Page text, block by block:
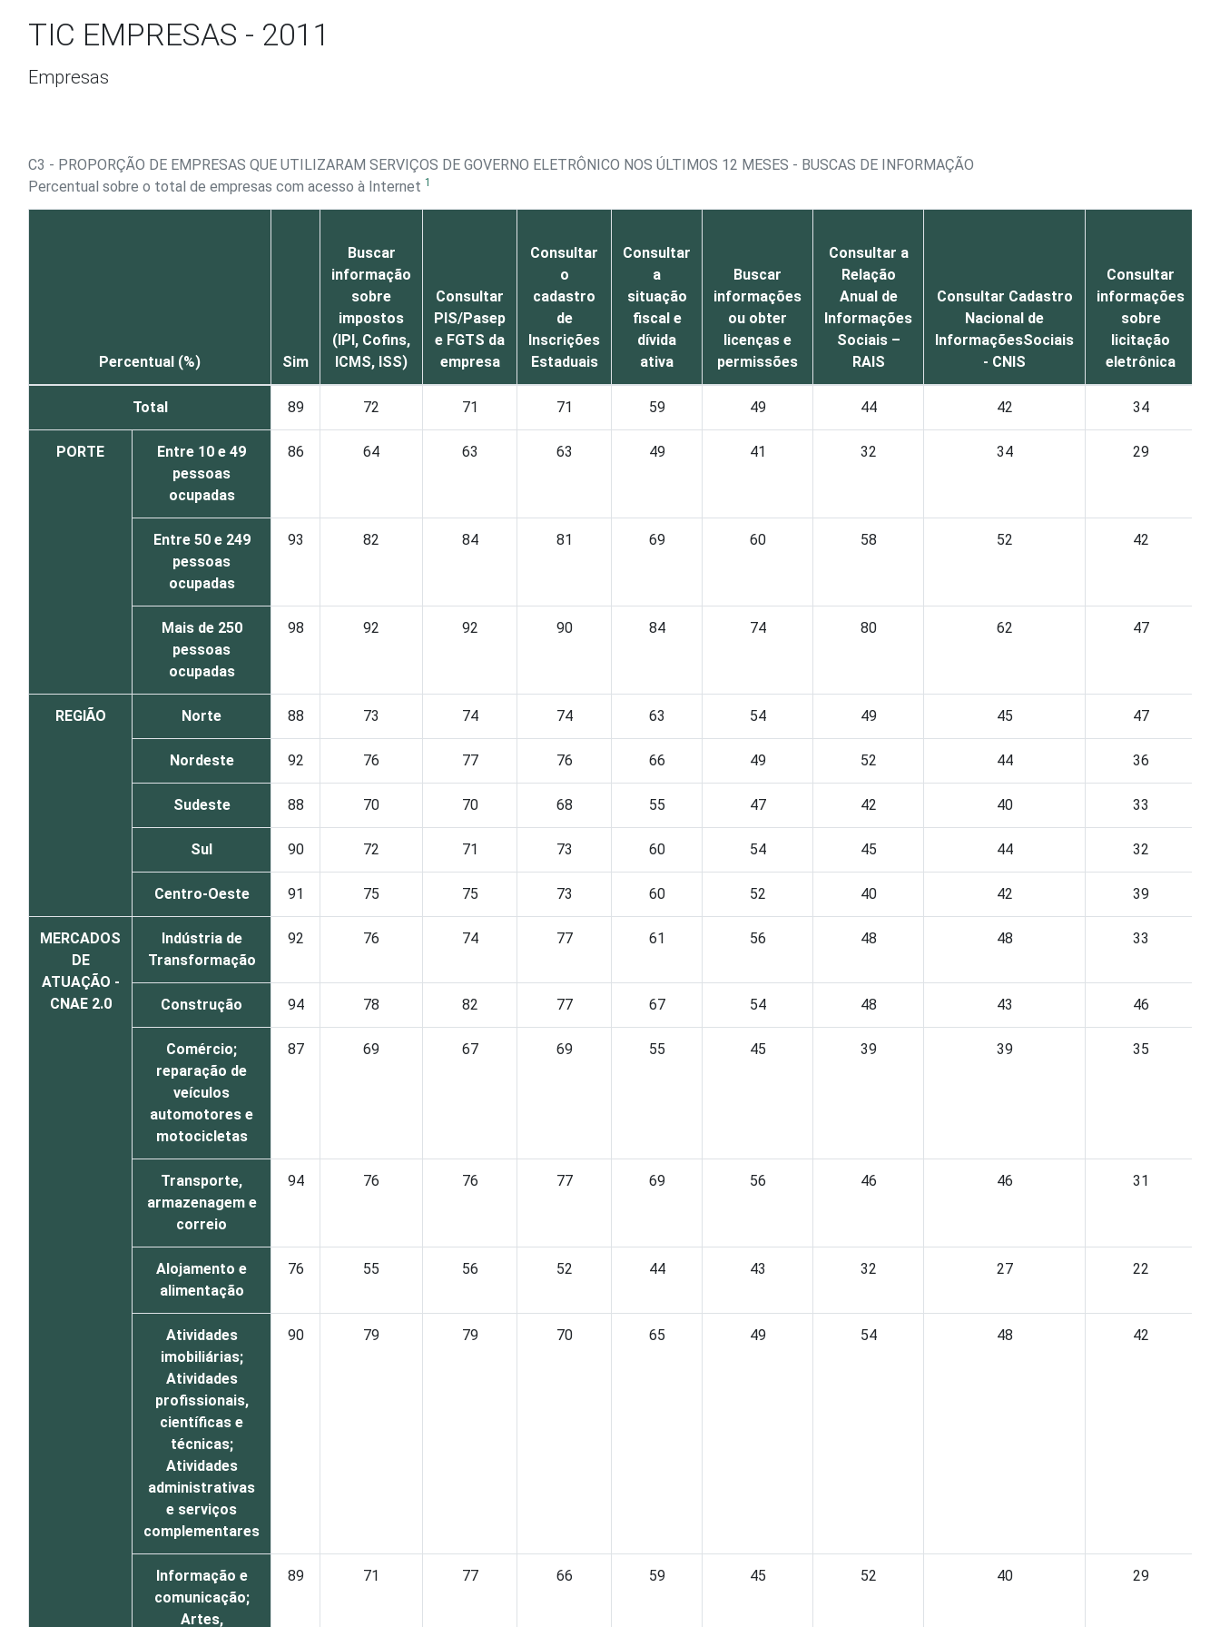
TIC EMPRESAS - 2011
Empresas
C3 - PROPORÇÃO DE EMPRESAS QUE UTILIZARAM SERVIÇOS DE GOVERNO ELETRÔNICO NOS ÚLTIMOS 12 MESES - BUSCAS DE INFORMAÇÃO
Percentual sobre o total de empresas com acesso à Internet 1
Percentual (%) Sim
Buscar
informação
sobre
impostos
(IPI, Cofins,
ICMS, ISS)
Consultar
PIS/Pasep
e FGTS da
empresa
Consultar
o
cadastro
de
Inscrições
Estaduais
Consultar
a
situação
fiscal e
dívida
ativa
Buscar
informações
ou obter
licenças e
permissões
Consultar a
Relação
Anual de
Informações
Sociais –
RAIS
Consultar Cadastro
Nacional de
InformaçõesSociais
- CNIS
Consultar
informações
sobre
licitação
eletrônica
Total 89 72 71 71 59 49 44 42 34
PORTE
Entre 10 e 49
pessoas
ocupadas
86 64 63 63 49 41 32 34 29
Entre 50 e 249
pessoas
ocupadas
93 82 84 81 69 60 58 52 42
Mais de 250
pessoas
ocupadas
98 92 92 90 84 74 80 62 47
REGIÃO Norte 88 73 74 74 63 54 49 45 47
Nordeste 92 76 77 76 66 49 52 44 36
Sudeste 88 70 70 68 55 47 42 40 33
Sul 90 72 71 73 60 54 45 44 32
Centro-Oeste 91 75 75 73 60 52 40 42 39
MERCADOS
DE
ATUAÇÃO -
CNAE 2.0
Indústria de
Transformação
92 76 74 77 61 56 48 48 33
Construção 94 78 82 77 67 54 48 43 46
Comércio;
reparação de
veículos
automotores e
motocicletas
87 69 67 69 55 45 39 39 35
Transporte,
armazenagem e
correio
94 76 76 77 69 56 46 46 31
Alojamento e
alimentação
76 55 56 52 44 43 32 27 22
Atividades
imobiliárias;
Atividades
profissionais,
científicas e
técnicas;
Atividades
administrativas
e serviços
complementares
90 79 79 70 65 49 54 48 42
Informação e
comunicação;
Artes,
89 71 77 66 59 45 52 40 29